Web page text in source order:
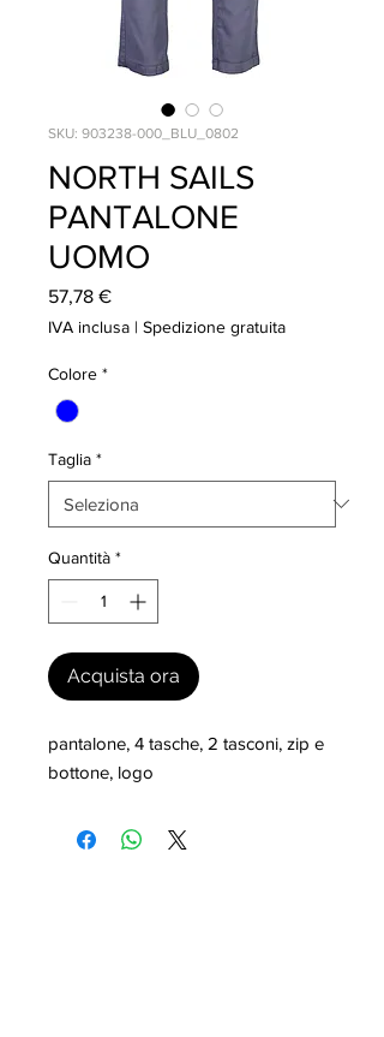
SKU: 903238-000_BLU_0802
NORTH SAILS
PANTALONE
UOMO
57,78 €Prezzo
IVA inclusa | Spedizione gratuita
Colore *
Taglia *
Quantità *
Acquista ora
pantalone, 4 tasche, 2 tasconi, zip e
bottone, logo